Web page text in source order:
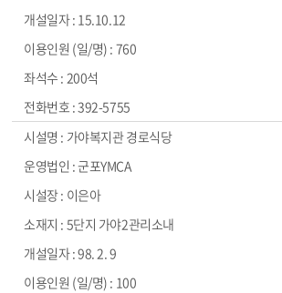
15.10.12
760
200석
392-5755
가야복지관 경로식당
군포YMCA
이은아
5단지 가야2관리소내
98. 2. 9
100